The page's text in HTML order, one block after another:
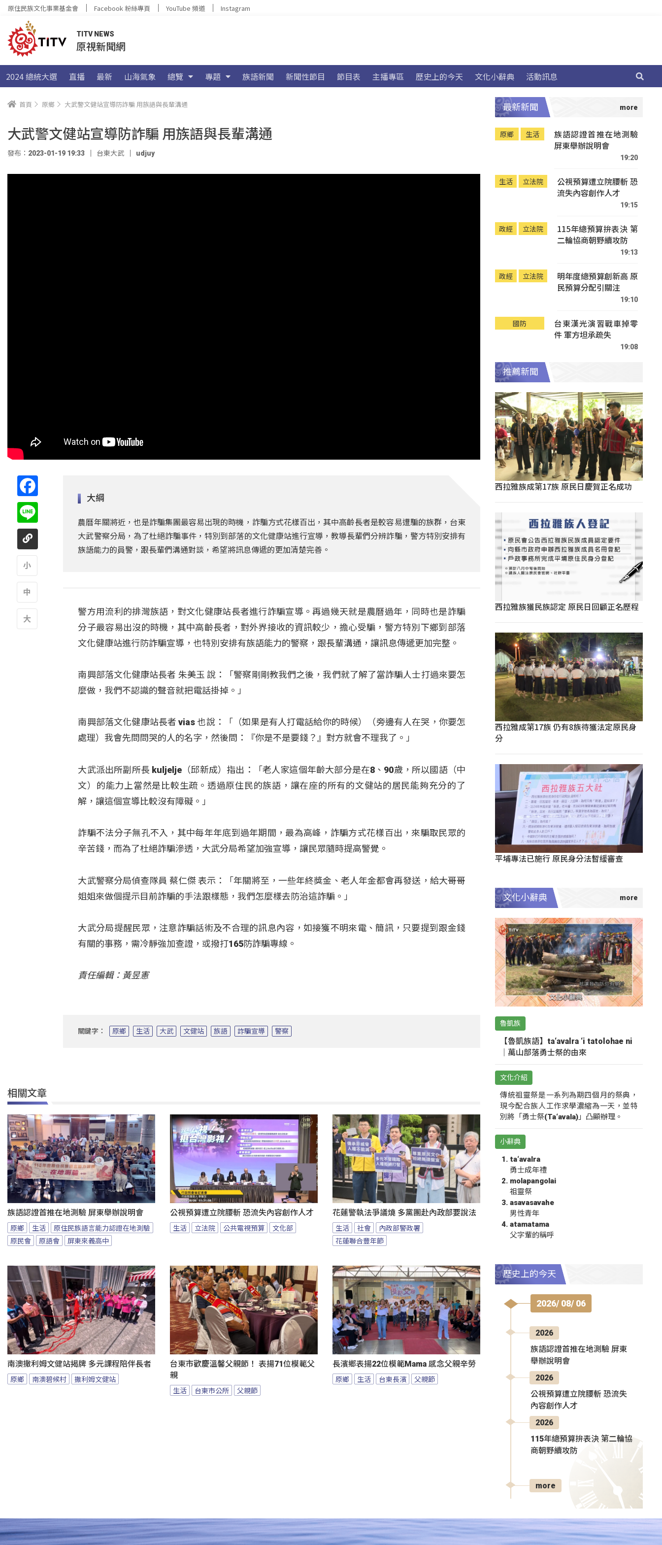
原住民族文化事業基金會 Facebook 粉絲專頁 YouTube 頻道 Instagram
TITV NEWS
原視新聞網
2024 總統大選 直播 最新 山海氣象 總覽 專題 族語新聞 新聞性節目 節目表 主播專區 歷史上的今天 文化小辭典 活動訊息
首頁 原鄉 大武警文健站宣導防詐騙 用族語與長輩溝通
大武警文健站宣導防詐騙 用族語與長輩溝通
發布：2023-01-19 19:33 台東大武 udjuy
大綱
農曆年關將近，也是詐騙集團最容易出現的時機，詐騙方式花樣百出，其中高齡長者是較容易遭騙的族群，台東
大武警察分局，為了杜絕詐騙事件，特別到部落的文化健康站進行宣導，教導長輩們分辨詐騙，警方特別安排有
族語能力的員警，跟長輩們溝通對談，希望將訊息傳遞的更加清楚完善。
警方用流利的排灣族語，對文化健康站長者進行詐騙宣導。再過幾天就是農曆過年，同時也是詐騙
分子最容易出沒的時機，其中高齡長者，對外界接收的資訊較少，擔心受騙，警方特別下鄉到部落
文化健康站進行防詐騙宣導，也特別安排有族語能力的警察，跟長輩溝通，讓訊息傳遞更加完整。
南興部落文化健康站長者 朱美玉 說：「警察剛剛教我們之後，我們就了解了當詐騙人士打過來要怎
麼做，我們不認識的聲音就把電話掛掉。」
南興部落文化健康站長者 vias 也說：「（如果是有人打電話給你的時候）（旁邊有人在哭，你要怎
處理）我會先問問哭的人的名字，然後問：『你是不是要錢？』對方就會不理我了。」
大武派出所副所長 kuljelje（邱新成）指出：「老人家這個年齡大部分是在8、90歲，所以國語（中
文）的能力上當然是比較生疏。透過原住民的族語，讓在座的所有的文健站的居民能夠充分的了
解，讓這個宣導比較沒有障礙。」
詐騙不法分子無孔不入，其中每年年底到過年期間，最為高峰，詐騙方式花樣百出，來騙取民眾的
辛苦錢，而為了杜絕詐騙滲透，大武分局希望加強宣導，讓民眾隨時提高警覺。
大武警察分局偵查隊員 蔡仁傑 表示：「年關將至，一些年終獎金、老人年金都會再發送，給大哥哥
姐姐來做個提示目前詐騙的手法跟樣態，我們怎麼樣去防治這詐騙。」
大武分局提醒民眾，注意詐騙話術及不合理的訊息內容，如接獲不明來電、簡訊，只要提到跟金錢
有關的事務，需冷靜強加查證，或撥打165防詐騙專線。
責任編輯：黃昱憲
關鍵字： 原鄉 生活 大武 文健站 族語 詐騙宣導 警察
相關文章
族語認證首推在地測驗 屏東舉辦說明會
原鄉 生活
原住民族語言能力認證在地測驗
原民會
原語會 屏東來義高中
公視預算遭立院腰斬 恐流失內容創作人才
生活 立法院 公共電視預算 文化部
花蓮警執法爭議燒 多黨團赴內政部要說法
生活 社會
內政部警政署
花蓮聯合豐年節
南澳撒利姆文健站揭牌 多元課程陪伴長者
原鄉 南澳碧候村 撒利姆文健站
台東市歡慶溫馨父親節！ 表揚71位模範父
親
生活 台東市公所 父親節
長濱鄉表揚22位模範Mama 感念父親辛勞
原鄉 生活 台東長濱 父親節
最新新聞
原鄉 生活
族語認證首推在地測驗
屏東舉辦說明會
19:20
生活 立法院
公視預算遭立院腰斬 恐
流失內容創作人才
19:15
政經 立法院
115年總預算拚表決 第
二輪協商朝野續攻防
19:13
政經 立法院
明年度總預算創新高 原
民預算分配引關注
19:10
國防
台東漢光演習戰車掉零
件 軍方坦承疏失
19:08
推薦新聞
西拉雅族成第17族 原民日慶賀正名成功
西拉雅族獲民族認定 原民日回顧正名歷程
西拉雅成第17族 仍有8族待獲法定原民身
分
平埔專法已施行 原民身分法暫緩審查
文化小辭典
魯凱族
【魯凱族語】ta‘avalra ‘i tatolohae ni
｜萬山部落勇士祭的由來
文化介紹
傳統祖靈祭是一系列為期四個月的祭典，
現今配合族人工作求學濃縮為一天，並特
別將「勇士祭(Ta‘avala)」凸顯辦理。
小辭典
ta‘avalra
勇士成年禮
molapangolai
祖靈祭
asavasavahe
男性青年
atamatama
父字輩的稱呼
歷史上的今天
2026/ 08/ 06
2026
族語認證首推在地測驗 屏東
舉辦說明會
2026
公視預算遭立院腰斬 恐流失
內容創作人才
2026
115年總預算拚表決 第二輪協
商朝野續攻防
more